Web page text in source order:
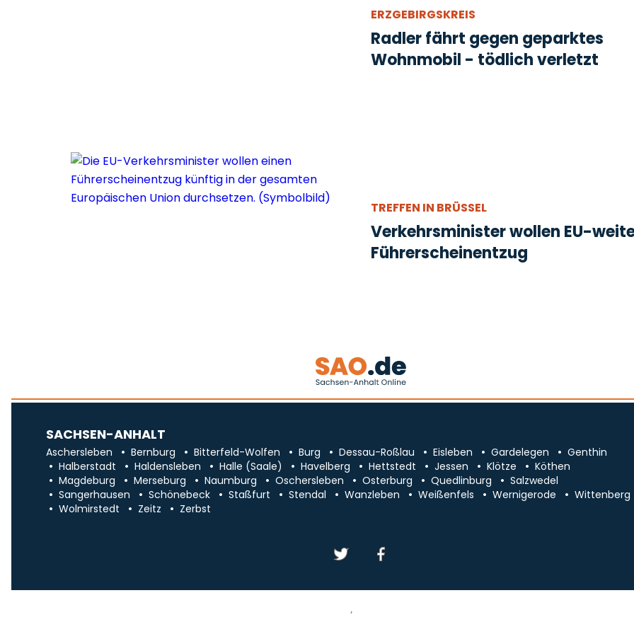
ERZGEBIRGSKREIS
Radler fährt gegen geparktes
Wohnmobil - tödlich verletzt
TREFFEN IN BRÜSSEL
Verkehrsminister wollen EU-
Führerscheinentzug
SACHSEN-ANHALT
Aschersleben Bernburg Bitterfeld-Wolfen Burg Dessau-Roßlau Eisleben Gardelegen
Genthin
Halberstadt
Haldensleben Halle (Saale) Havelberg Hettstedt Jessen Klötze
Köthen
Magdeburg
Merseburg Naumburg Oschersleben Osterburg Quedlinburg
Salzwedel
Sangerhausen
Schönebeck Staßfurt Stendal Wanzleben Weißenfels Wernigerode
Wittenberg
Wolmirstedt
Zeitz Zerbst
Impressum/Kontakt